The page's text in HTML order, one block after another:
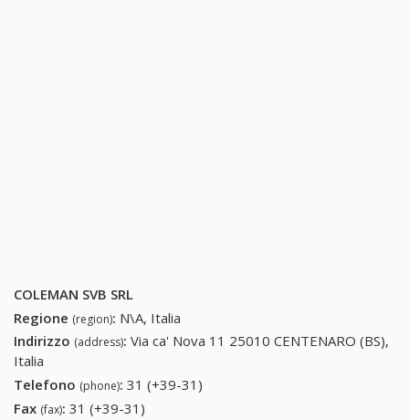
COLEMAN SVB SRL
Regione (region): N\A, Italia
Indirizzo (address): Via ca' Nova 11 25010 CENTENARO (BS),
Italia
Telefono (phone): 31 (+39-31)
Fax (fax): 31 (+39-31)